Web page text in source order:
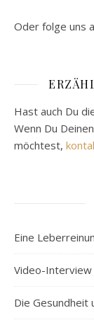
Oder folge uns
Hast auch Du
Wenn Du Deinen
möchtest,
Eine
Video-Interview
Die Gesundheit